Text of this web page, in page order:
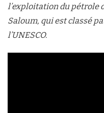
l’exploitation du pétrole
Saloum, qui est classé
l’UNESCO.